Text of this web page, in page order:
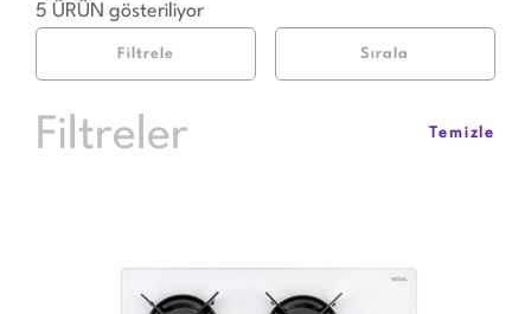
5 ÜRÜN gösteriliyor
Filtrele Sırala
Filtreler Temizle